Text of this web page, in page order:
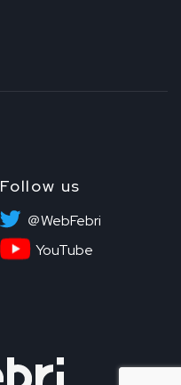
Follow us
＠WebFebri
YouTube